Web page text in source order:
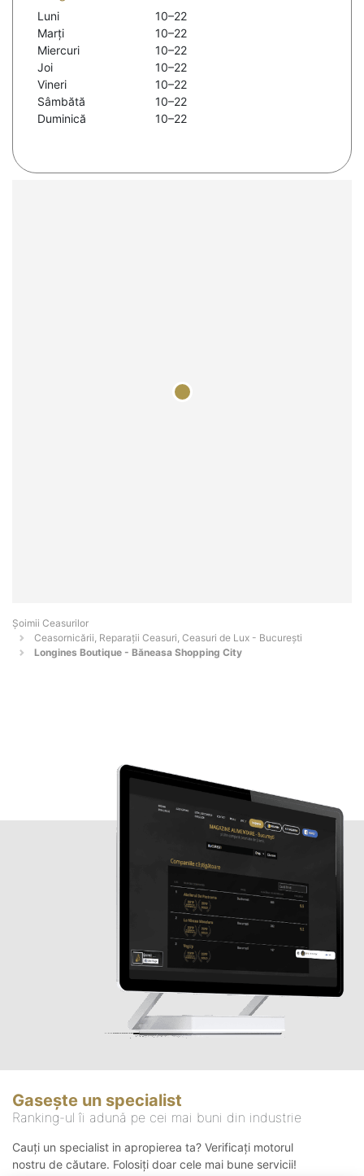
Luni
10–22
Marți
10–22
Miercuri
10–22
Joi
10–22
Vineri
10–22
Sâmbătă
10–22
Duminică
10–22
Șoimii Ceasurilor
Ceasornicării, Reparații Ceasuri, Ceasuri de Lux - Bucureşti
Longines Boutique - Băneasa Shopping City
Gasește un specialist
Ranking-ul îi adună pe cei mai buni din industrie
Cauți un specialist in apropierea ta? Verificați motorul
nostru de căutare. Folosiți doar cele mai bune servicii!